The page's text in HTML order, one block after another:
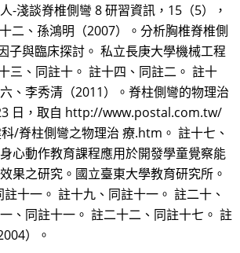
-淺談脊椎側彎 8 研習資訊，15（5），
二、孫鴻明（2007）。分析胸椎脊椎側
子與臨床探討。 私立長庚大學機械工程
三、同註十。 註十四、同註二。 註十
、李秀清（2011）。脊柱側彎的物理治
日，取自 http://www.postal.com.tw/
/脊柱側彎之物理治 療.htm。 註十七、
心動作教育課程應用於開發學童覺察能
果之研究。國立臺東大學教育研究所。
十一。 註十九、同註十一。 註二十、
、同註十一。 註二十二、同註十七。 註
）。